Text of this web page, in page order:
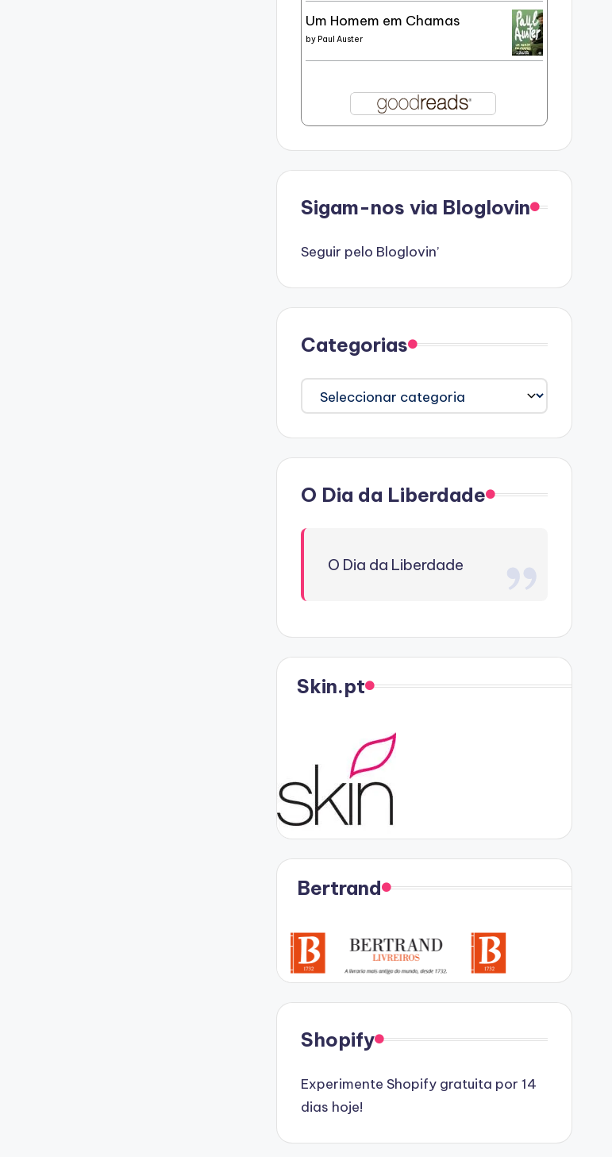
Um Homem em Chamas
by Paul Auster
Sigam-nos via Bloglovin
Seguir pelo Bloglovin’
Categorias
Categorias
O Dia da Liberdade
O Dia da Liberdade
Skin.pt
Bertrand
Shopify
Experimente Shopify gratuita por 14
dias hoje!